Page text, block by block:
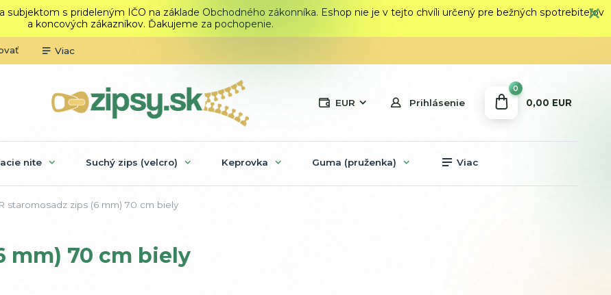
subjektom s prideleným IČO na základe Obchodného zákonníka. Eshop nie je v tejto chvíli určený pre bežných spotrebiteľov
a koncových zákazníkov. Ďakujeme za pochopenie.
Viac
EUR Prihlásenie
0
0,00 EUR
nite Suchý zips (velcro) Keprovka Guma (pruženka) Viac
staromosadz zips (6 mm) 70 cm biely
mm) 70 cm biely